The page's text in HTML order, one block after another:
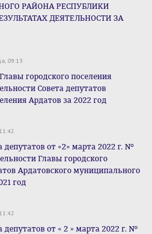
РАЙОНА РЕСПУБЛИКИ
ДЕЯТЕЛЬНОСТИ ЗА
09:13
городского поселения
Совета депутатов
Ардатов за 2022 год
депутатов от «2» марта 2022 г. №
Главы городского
Ардатовского муниципального
год
депутатов от « 2 » марта 2022 г. №